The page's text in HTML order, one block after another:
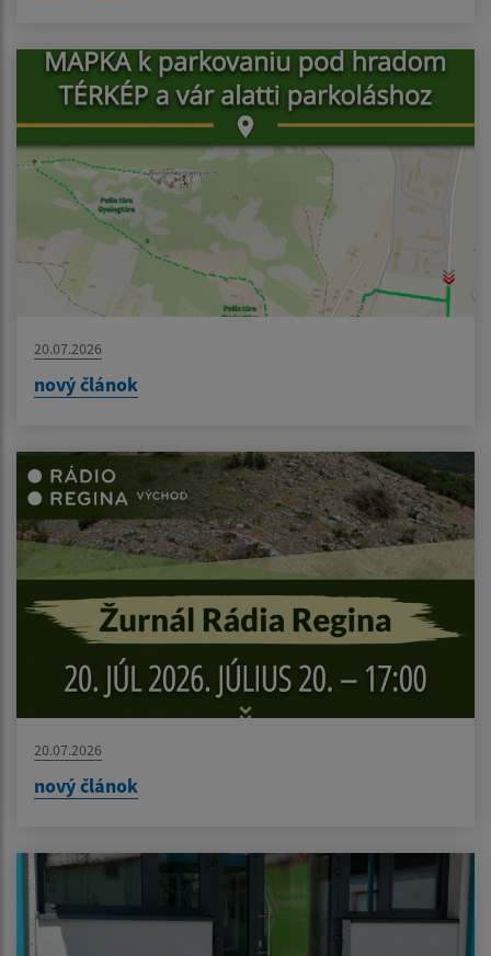
20.07.2026
nový článok
20.07.2026
nový článok